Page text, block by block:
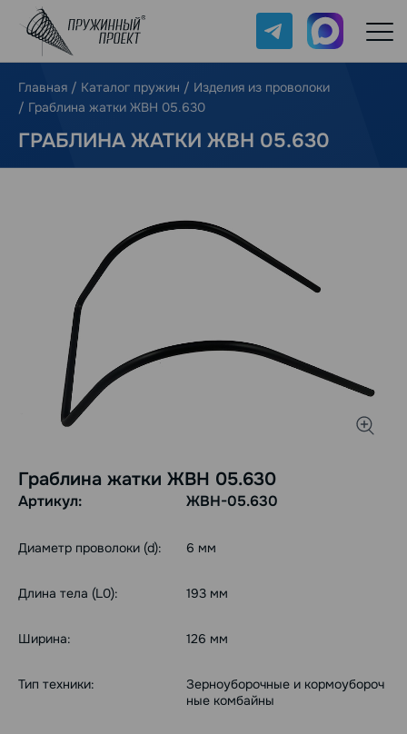
Telegram Max
Главная / Каталог пружин / Изделия из проволоки
/ Граблина жатки ЖВН 05.630
ГРАБЛИНА ЖАТКИ ЖВН 05.630
Граблина жатки ЖВН 05.630
Артикул: ЖВН-05.630
Диаметр проволоки (d): 6 мм
Длина тела (L0): 193 мм
Ширина: 126 мм
Тип техники:
Зерноуборочные и кормоубороч
ные комбайны